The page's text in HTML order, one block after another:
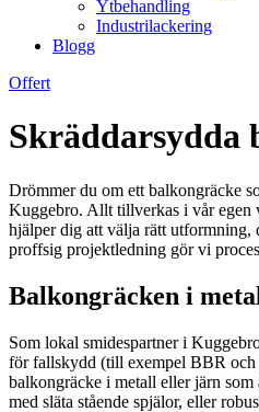
Ytbehandling
Industrilackering
Blogg
Offert
Skräddarsydda
Drömmer du om ett balkongräcke
Kuggebro. Allt tillverkas i vår egen
hjälper dig att välja rätt utformning,
proffsig projektledning gör vi
Balkongräcken i
Som lokal smidespartner i
för fallskydd (till exempel BBR
balkongräcke i metall eller järn
med släta stående spjälor, eller